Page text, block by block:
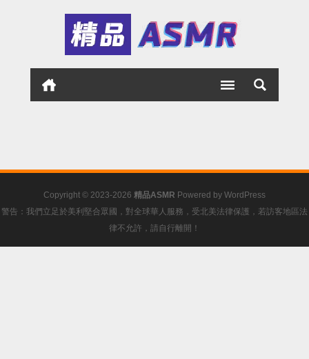
Copyright © 2023-2026 精品ASMR Powered by WordPress
警告：我們立足於美利堅合眾國，對全球華人服務，受北美法律保護，若訪客地區法
律不允許，請自行離開！